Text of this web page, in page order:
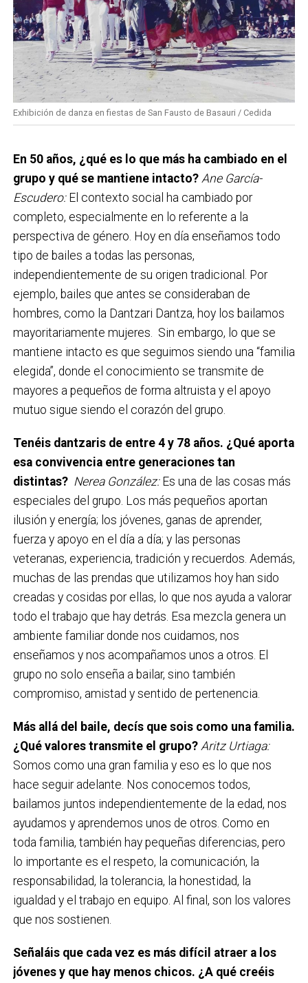
Exhibición de danza en fiestas de San Fausto de Basauri / Cedida
En 50 años, ¿qué es lo que más ha cambiado en el
grupo y qué se mantiene intacto? Ane García-
Escudero:El contexto social ha cambiado por
completo, especialmente en lo referente a la
perspectiva de género. Hoy en día enseñamos todo
tipo de bailes a todas las personas,
independientemente de su origen tradicional. Por
ejemplo, bailes que antes se consideraban de
hombres, como la Dantzari Dantza, hoy los bailamos
mayoritariamente mujeres. Sin embargo, lo que se
mantiene intacto es que seguimos siendo una “familia
elegida”, donde el conocimiento se transmite de
mayores a pequeños de forma altruista y el apoyo
mutuo sigue siendo el corazón del grupo.
Tenéis dantzaris de entre 4 y 78 años. ¿Qué aporta
esa convivencia entre generaciones tan
distintas? Nerea González:Es una de las cosas más
especiales del grupo. Los más pequeños aportan
ilusión y energía; los jóvenes, ganas de aprender,
fuerza y apoyo en el día a día; y las personas
veteranas, experiencia, tradición y recuerdos. Además,
muchas de las prendas que utilizamos hoy han sido
creadas y cosidas por ellas, lo que nos ayuda a valorar
todo el trabajo que hay detrás. Esa mezcla genera un
ambiente familiar donde nos cuidamos, nos
enseñamos y nos acompañamos unos a otros. El
grupo no solo enseña a bailar, sino también
compromiso, amistad y sentido de pertenencia.
Más allá del baile, decís que sois como una familia.
¿Qué valores transmite el grupo? Aritz Urtiaga:
Somos como una gran familia y eso es lo que nos
hace seguir adelante. Nos conocemos todos,
bailamos juntos independientemente de la edad, nos
ayudamos y aprendemos unos de otros. Como en
toda familia, también hay pequeñas diferencias, pero
lo importante es el respeto, la comunicación, la
responsabilidad, la tolerancia, la honestidad, la
igualdad y el trabajo en equipo. Al final, son los valores
que nos sostienen.
Señaláis que cada vez es más difícil atraer a los
jóvenes y que hay menos chicos. ¿A qué creéis